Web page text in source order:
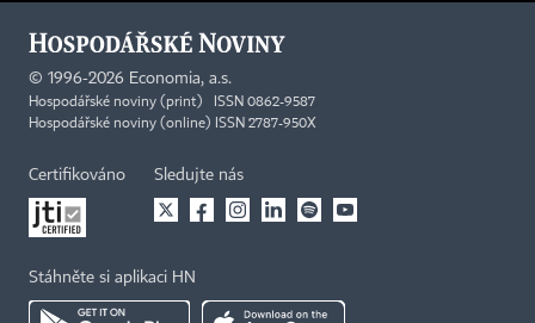
© 1996-2026 Economia, a.s.
Hospodářské noviny (print) ISSN 0862-9587
Hospodářské noviny (online) ISSN 2787-950X
Certifikováno Sledujte nás
Stáhněte si aplikaci HN